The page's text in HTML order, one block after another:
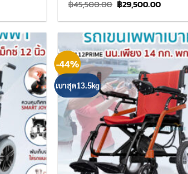
฿45,500.00 Original
price
was:
฿29,500.00Current
is:
-44%
เบาสุด13.5kg